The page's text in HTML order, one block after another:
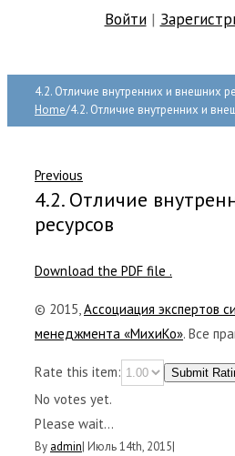
Войти|
4.2. Отличие внутренних и внешних
Home/4.2. Отличие внутренних и
Previous
4.2. Отличие
ресурсов
Download the PDF file .
© 2015,Ассоциация экспертов
менеджмента «МихиКо». Все
Rate this item: Submit
No votes yet.
Please wait...
By admin| Июль 14th, 2015|